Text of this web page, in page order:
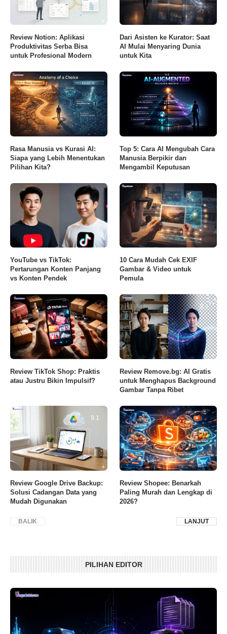
Review Notion: Aplikasi
Produktivitas Serba Bisa
untuk Profesional Modern
Dari Asisten ke Kurator: Saat
AI Mulai Menyaring Dunia
untuk Kita
Rasa Manusia vs Kurasi AI:
Siapa yang Lebih Menentukan
Pilihan Kita?
Top 5: Cara AI Mengubah Cara
Manusia Berpikir dan
Mengambil Keputusan
YouTube vs TikTok:
Pertarungan Konten Panjang
vs Konten Pendek
10 Cara Mudah Cek EXIF
Gambar & Video untuk
Pemula
Review TikTok Shop: Praktis
atau Justru Bikin Impulsif?
8.1
Review Remove.bg: AI Gratis
untuk Menghapus Background
Gambar Tanpa Ribet
9.1
Review Google Drive Backup:
Solusi Cadangan Data yang
Mudah Digunakan
Review Shopee: Benarkah
Paling Murah dan Lengkap di
2026?
BALIK LANJUT
PILIHAN EDITOR